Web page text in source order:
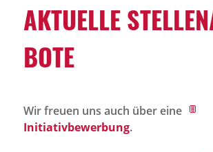
Über uns
Historie
AKTU­ELLE
BOTE
Wir freuen uns auch über eine
Initiativbewerbung.